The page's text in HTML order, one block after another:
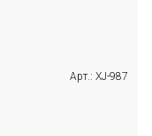
Арт.: XJ-987